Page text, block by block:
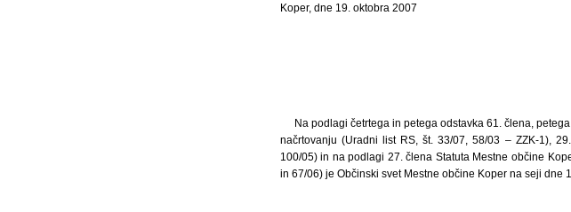
Koper, dne 19. oktobra 2007
Na podlagi četrtega in petega odstavka 61. člena,
načrtovanju (Uradni list RS, št. 33/07, 58/03 – ZZK-1),
100/05) in na podlagi 27. člena Statuta Mestne občine
in 67/06) je Občinski svet Mestne občine Koper na seji dne